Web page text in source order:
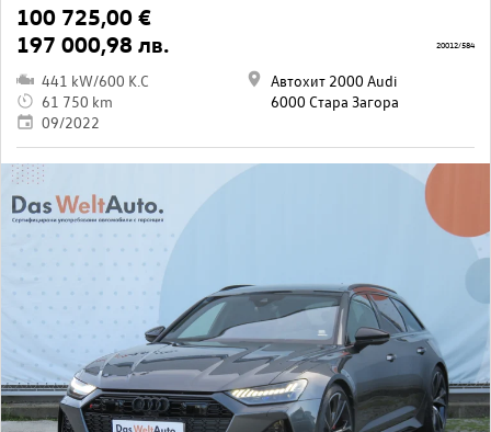
100 725,00 €
197 000,98 лв.
441 kW/600 K.C
61 750 km
09/2022
Автохит 2000 Audi
6000 Стара Загора
20012/584